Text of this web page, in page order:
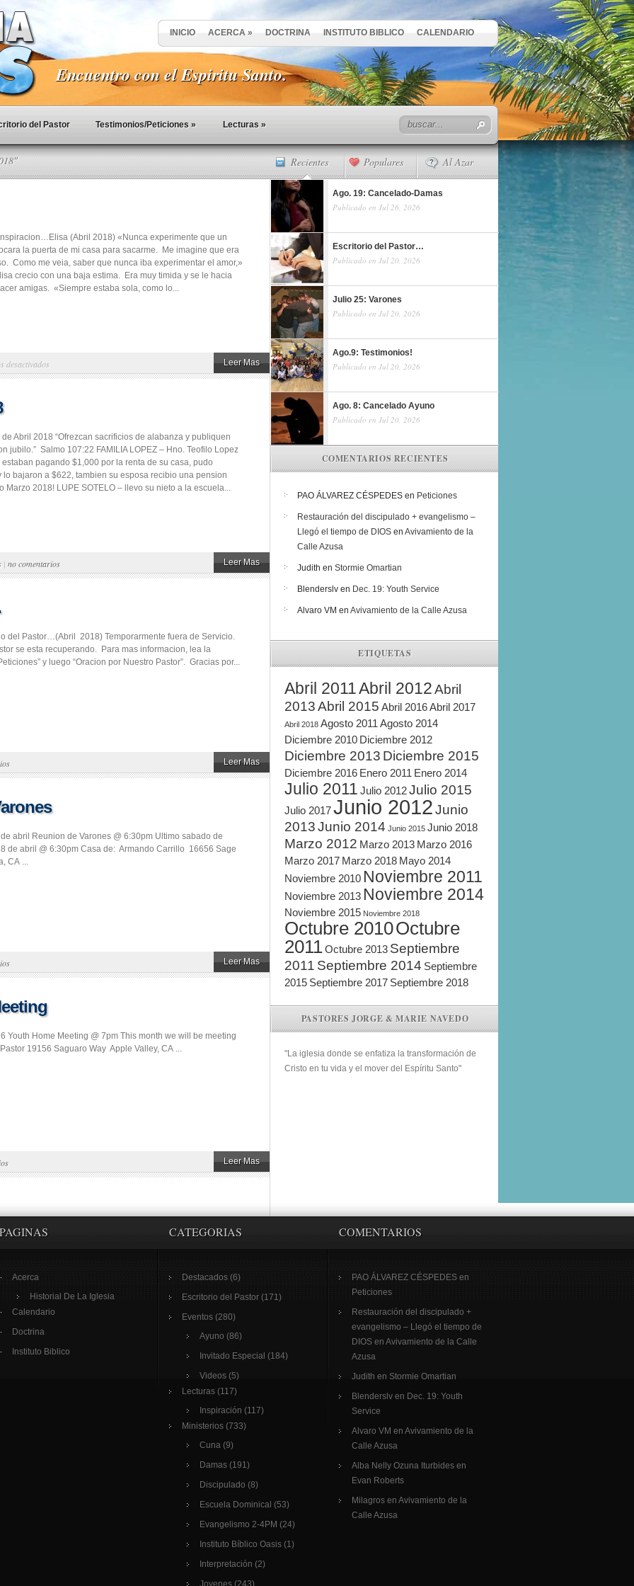
INICIO ACERCA » DOCTRINA INSTITUTO BIBLICO CALENDARIO
Encuentro con el Espiritu Santo.
del Pastor Testimonios/Peticiones » Lecturas »
(Abril 2018) «Nunca experimente que un
la puerta de mi casa para sacarme. Me imagine que era
Como me veia, saber que nunca iba experimentar el amor,»
crecio con una baja estima. Era muy timida y se le hacia
amigas. «Siempre estaba sola, como lo...
desactivados
Elisa
Leer Mas
de Abril 2018 “Ofrezcan sacrificios de alabanza y publiquen
jubilo.” Salmo 107:22 FAMILIA LOPEZ – Hno. Teofilo Lopez
estaban pagando $1,000 por la renta de su casa, pudo
lo bajaron a $622, tambien su esposa recibio una pension
Marzo 2018! LUPE SOTELO – llevo su nieto a la escuela...
| no comentarios Leer Mas
del Pastor…(Abril 2018) Temporarmente fuera de Servicio.
se esta recuperando. Para mas informacion, lea la
y luego “Oracion por Nuestro Pastor”. Gracias por...
Leer Mas
abril Reunion de Varones @ 6:30pm Ultimo sabado de
de abril @ 6:30pm Casa de: Armando Carrillo 16656 Sage
CA ...
Leer Mas
Youth Home Meeting @ 7pm This month we will be meeting
19156 Saguaro Way Apple Valley, CA ...
Leer Mas
Recientes Populares Al Azar
Ago. 19: Cancelado-Damas
Publicado en Jul 26, 2026
Escritorio del Pastor…
Publicado en Jul 20, 2026
Julio 25: Varones
Publicado en Jul 20, 2026
Ago.9: Testimonios!
Publicado en Jul 20, 2026
Ago. 8: Cancelado Ayuno
Publicado en Jul 20, 2026
COMENTARIOS RECIENTES
PAO ÁLVAREZ CÉSPEDES en Peticiones
Restauración del discipulado + evangelismo –
Llegó el tiempo de DIOS en Avivamiento de la
Calle Azusa
Judith en Stormie Omartian
Blenderslv en Dec. 19: Youth Service
Alvaro VM en Avivamiento de la Calle Azusa
ETIQUETAS
Abril 2011Abril 2012Abril
2013Abril 2015 Abril 2016Abril 2017
Abril 2018 Agosto 2011 Agosto 2014
Diciembre 2010 Diciembre 2012
Diciembre 2013 Diciembre 2015
Diciembre 2016 Enero 2011 Enero 2014
Julio 2011 Julio 2012Julio 2015
Julio 2017Junio 2012Junio
2013Junio 2014 Junio 2015 Junio 2018
Marzo 2012 Marzo 2013 Marzo 2016
Marzo 2017 Marzo 2018 Mayo 2014
Noviembre 2010 Noviembre 2011
Noviembre 2013 Noviembre 2014
Noviembre 2015 Noviembre 2018
Octubre 2010Octubre
2011Octubre 2013 Septiembre
2011 Septiembre 2014 Septiembre
2015 Septiembre 2017 Septiembre 2018
PASTORES JORGE & MARIE NAVEDO
"La iglesia donde se enfatiza la transformación de
Cristo en tu vida y el mover del Espíritu Santo"
PAGINAS
Acerca
Historial De La Iglesia
Calendario
Doctrina
Instituto Biblico
CATEGORIAS
Destacados (6)
Escritorio del Pastor (171)
Eventos (280)
Ayuno (86)
Invitado Especial (184)
Videos (5)
Lecturas (117)
Inspiración (117)
Ministerios (733)
Cuna (9)
Damas (191)
Discipulado (8)
Escuela Dominical (53)
Evangelismo 2-4PM (24)
Instituto Bíblico Oasis (1)
Interpretación (2)
Jovenes (243)
COMENTARIOS
PAO ÁLVAREZ CÉSPEDES en
Peticiones
Restauración del discipulado +
evangelismo – Llegó el tiempo de
DIOS en Avivamiento de la Calle
Azusa
Judith en Stormie Omartian
Blenderslv en Dec. 19: Youth
Service
Alvaro VM en Avivamiento de la
Calle Azusa
Alba Nelly Ozuna Iturbides en
Evan Roberts
Milagros en Avivamiento de la
Calle Azusa